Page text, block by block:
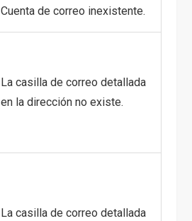
Cuenta de correo inexistente.
La casilla de correo detallada
en la dirección no existe.
La casilla de correo detallada